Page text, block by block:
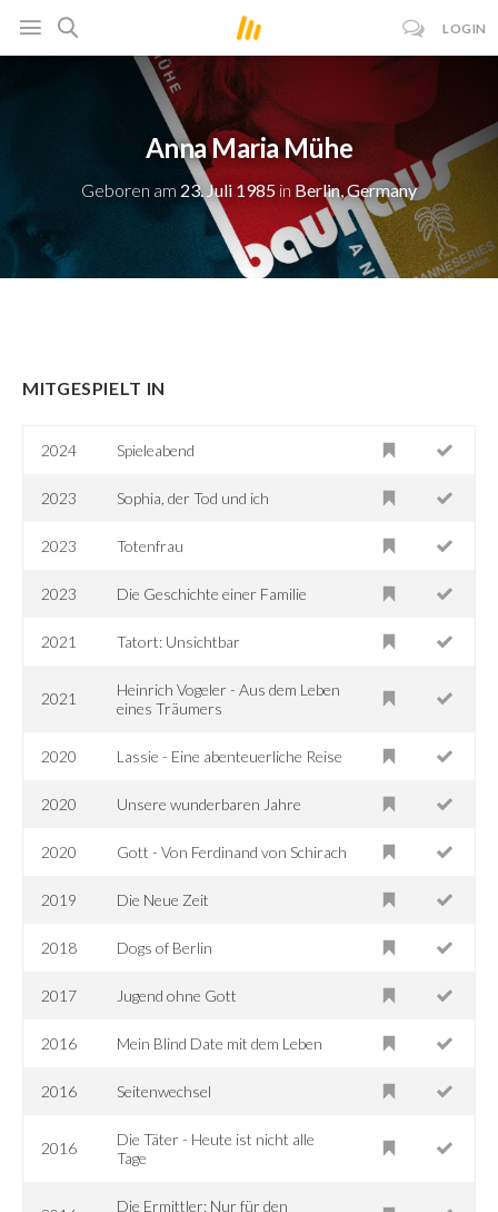
LOGIN
Anna Maria Mühe
Geboren am 23. Juli 1985 inBerlin, Germany
MITGESPIELT IN
2024 Spieleabend
2023 Sophia, der Tod und ich
2023 Totenfrau
2023 Die Geschichte einer Familie
2021 Tatort: Unsichtbar
2021
Heinrich Vogeler - Aus dem Leben
eines Träumers
2020 Lassie - Eine abenteuerliche Reise
2020 Unsere wunderbaren Jahre
2020 Gott - Von Ferdinand von Schirach
2019 Die Neue Zeit
2018 Dogs of Berlin
2017 Jugend ohne Gott
2016 Mein Blind Date mit dem Leben
2016 Seitenwechsel
2016
Die Täter - Heute ist nicht alle
Tage
Die Ermittler: Nur für den